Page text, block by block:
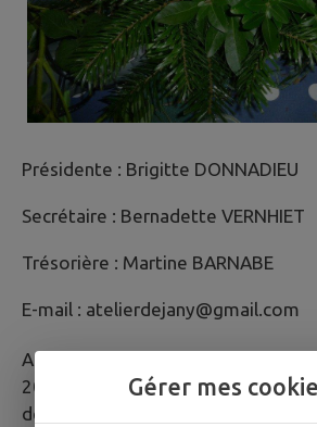
Présidente : Brigitte DONNADIEU
Secrétaire : Bernadette VERNHIET
Trésorière : Martine BARNABE
E-mail : atelierdejany@gmail.com
Association à but non lucratif, cet
2009 de la volonté d’un groupe
désirant partager des activités
Gérer mes